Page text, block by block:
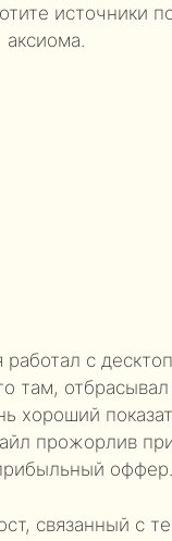
источники
работал с
там,
хороший
прожорлив
оффер.
связанный с